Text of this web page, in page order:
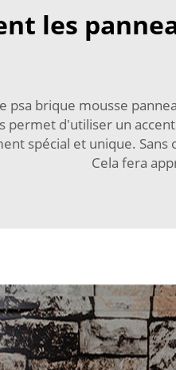
les
psa brique mousse
permet d'utiliser un
spécial et unique.
Cela fera